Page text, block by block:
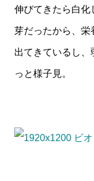
伸びてきたら白化
芽だったから、栄
出てきているし、
っと様子見。